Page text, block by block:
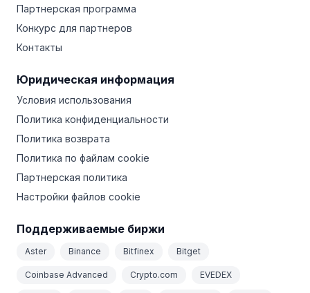
Партнерская программа
Конкурс для партнеров
Контакты
Юридическая информация
Условия использования
Политика конфиденциальности
Политика возврата
Политика по файлам cookie
Партнерская политика
Настройки файлов cookie
Поддерживаемые биржи
Aster Binance Bitfinex Bitget
Coinbase Advanced Crypto.com EVEDEX